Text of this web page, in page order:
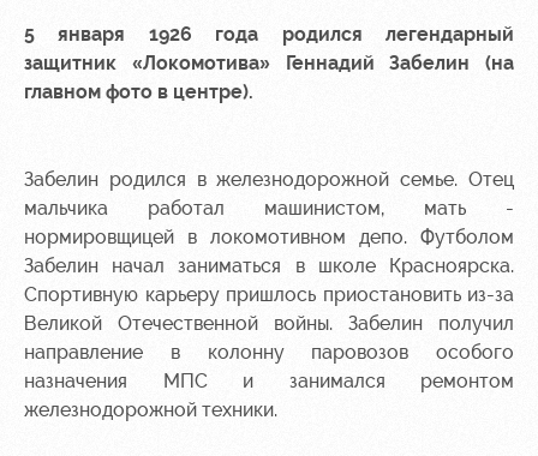
РЖД
Арена
мероприятий
полей
Аренда
площадей
Ледовый
дворец
Локо
Старт
Академия
Как
поступить
Руководство
Контакты
Академии
Информация
для
Банковская
карта
«Локомотив»
Заставки
Парковка
Карта
болельщика
5 января 1926 года родился легендарный
защитник «Локомотива» Геннадий Забелин (на
главном фото в центре).
Забелин родился в железнодорожной семье. Отец
мальчика работал машинистом, мать -
нормировщицей в локомотивном депо. Футболом
Забелин начал заниматься в школе Красноярска.
Спортивную карьеру пришлось приостановить из-за
Великой Отечественной войны. Забелин получил
направление в колонну паровозов особого
назначения МПС и занимался ремонтом
железнодорожной техники.